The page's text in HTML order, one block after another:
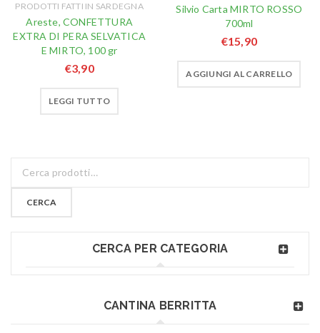
PRODOTTI FATTI IN SARDEGNA
Areste, CONFETTURA
EXTRA DI PERA SELVATICA
E MIRTO, 100 gr
€3,90
LEGGI TUTTO
Silvio Carta MIRTO ROSSO
700ml
€15,90
AGGIUNGI AL CARRELLO
CERCA
CERCA PER CATEGORIA
CANTINA BERRITTA